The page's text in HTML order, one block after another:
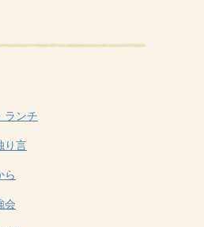
ランチ
り言
ら
会